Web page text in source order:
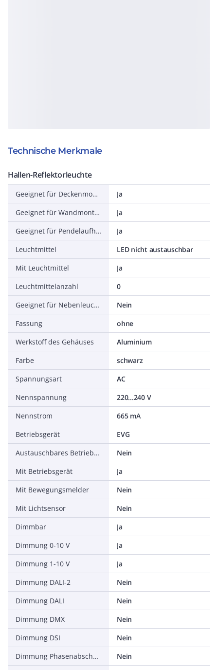
Technische Merkmale
Hallen-Reflektorleuchte
Geeignet für Deckenmontage
Ja
Geeignet für Wandmontage
Ja
Geeignet für Pendelaufhängung
Ja
Leuchtmittel
LED nicht austauschbar
Mit Leuchtmittel
Ja
Leuchtmittelanzahl
0
Geeignet für Nebenleuchtmittel
Nein
Fassung
ohne
Werkstoff des Gehäuses
Aluminium
Farbe
schwarz
Spannungsart
AC
Nennspannung
220...240 V
Nennstrom
665 mA
Betriebsgerät
EVG
Austauschbares Betriebsgerät
Nein
Mit Betriebsgerät
Ja
Mit Bewegungsmelder
Nein
Mit Lichtsensor
Nein
Dimmbar
Ja
Dimmung 0-10 V
Ja
Dimmung 1-10 V
Ja
Dimmung DALI-2
Nein
Dimmung DALI
Nein
Dimmung DMX
Nein
Dimmung DSI
Nein
Dimmung Phasenabschnitt
Nein